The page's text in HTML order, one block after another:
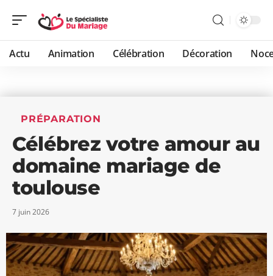
Actu Animation Célébration Décoration
PRÉPARATION
Célébrez votre amour au
domaine mariage de
toulouse
7 juin 2026